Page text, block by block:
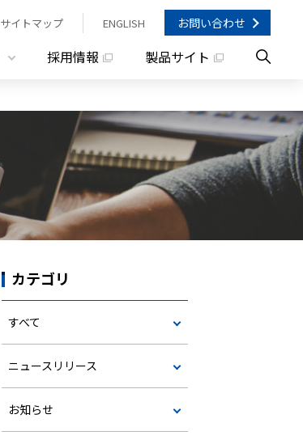
サイトマップ ENGLISH お問い合わせ
採用情報 製品サイト
カテゴリ
すべて
ニュースリリース
お知らせ